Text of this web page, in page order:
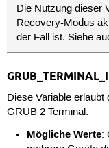
Die Nutzung dieser
Recovery-Modus
der Fall ist. Siehe
Diese Variable
GRUB 2 Terminal.
Mögliche Werte: